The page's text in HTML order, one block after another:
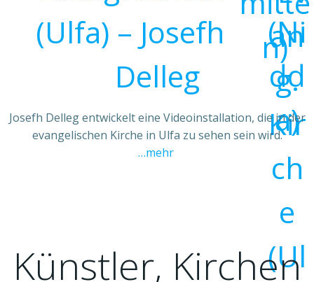
(Ulfa) – Josefh
Delleg
Josefh Delleg entwickelt eine Videoinstallation, die in der
evangelischen Kirche in Ulfa zu sehen sein wird.
…mehr
Künstler, Kirchen